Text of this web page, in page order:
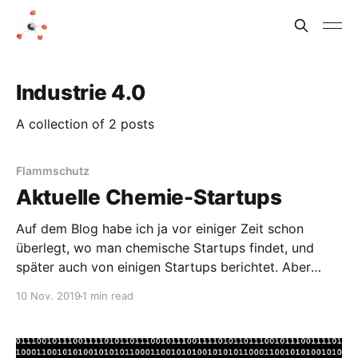
Industrie 4.0
A collection of 2 posts
Flammschutz
Aktuelle Chemie-Startups
Auf dem Blog habe ich ja vor einiger Zeit schon
überlegt, wo man chemische Startups findet, und
später auch von einigen Startups berichtet. Aber
up 2019
10 Nov. 2019 1 min read